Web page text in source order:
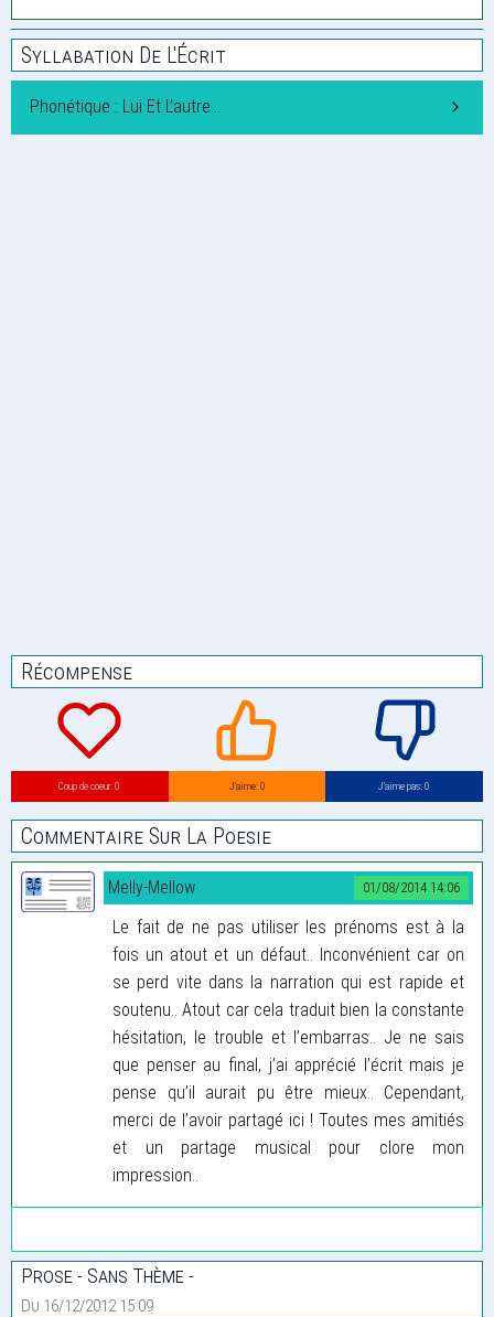
Syllabation De L'Écrit
Phonétique : Lui Et L’autre…
Récompense
Coup de coeur: 0 J’aime: 0 J’aime pas: 0
Commentaire Sur La Poesie
01/08/2014 14:06
Melly-Mellow
Le fait de ne pas utiliser les prénoms est à la
fois un atout et un défaut.. Inconvénient car on
se perd vite dans la narration qui est rapide et
soutenu.. Atout car cela traduit bien la constante
hésitation, le trouble et l’embarras.. Je ne sais
que penser au final, j’ai apprécié l’écrit mais je
pense qu’il aurait pu être mieux.. Cependant,
merci de l’avoir partagé ici ! Toutes mes amitiés
et un partage musical pour clore mon
impression..
Prose - Sans Thème -
Du 16/12/2012 15:09